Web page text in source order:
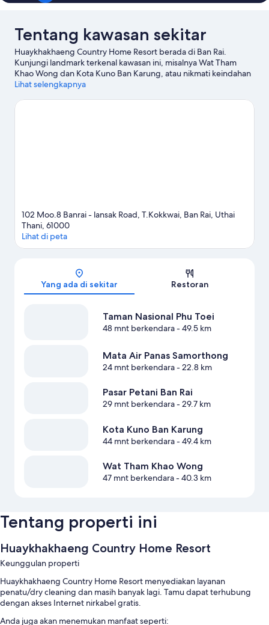
Tentang kawasan sekitar
Huaykhakhaeng Country Home Resort berada di Ban Rai.
Kunjungi landmark terkenal kawasan ini, misalnya Wat Tham
Khao Wong dan Kota Kuno Ban Karung, atau nikmati keindahan
alamnya di Mata Air Panas Samorthong serta Taman Nasional
Lihat selengkapnya
102 Moo.8 Banrai - lansak Road, T.Kokkwai, Ban Rai, Uthai
Thani, 61000
Lihat di peta
Yang ada di sekitar Restoran
Taman Nasional Phu Toei
48 mnt berkendara- 49.5 km
Mata Air Panas Samorthong
24 mnt berkendara- 22.8 km
Pasar Petani Ban Rai
29 mnt berkendara- 29.7 km
Kota Kuno Ban Karung
44 mnt berkendara- 49.4 km
Wat Tham Khao Wong
47 mnt berkendara- 40.3 km
Tentang properti ini
Huaykhakhaeng Country Home Resort
Keunggulan properti
Huaykhakhaeng Country Home Resort menyediakan layanan
penatu/dry cleaning dan masih banyak lagi. Tamu dapat terhubung
dengan akses Internet nirkabel gratis.
Anda juga akan menemukan manfaat seperti: